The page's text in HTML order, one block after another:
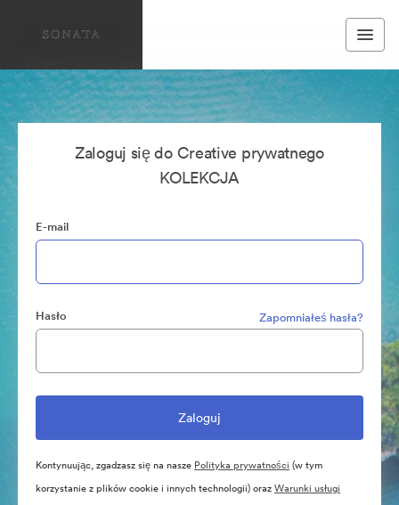
Zaloguj się do Creative prywatnego
KOLEKCJA
E-mail
Hasło Zapomniałeś hasła?
Kontynuując, zgadzasz się na nasze Polityka prywatności (w tym
korzystanie z plików cookie i innych technologii) orazWarunki usługi